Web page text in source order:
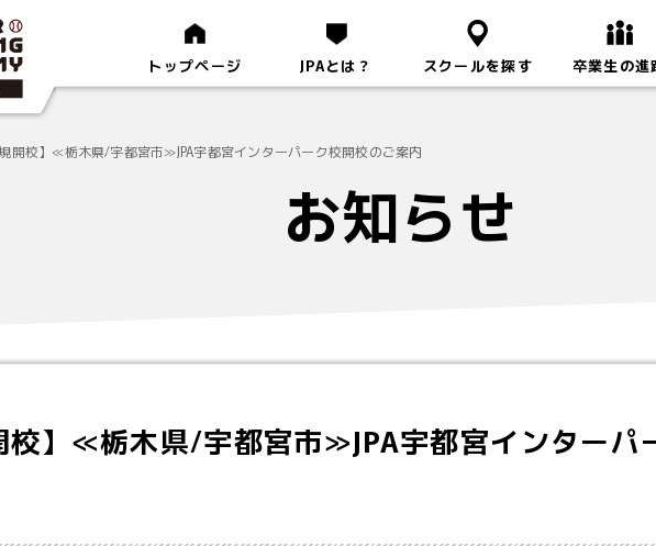
トップページ JPAとは？ スクールを探す 卒業生の進
規開校】≪栃木県/宇都宮市≫JPA宇都宮インターパーク校開校のご案内
お知らせ
校】≪栃木県/宇都宮市≫JPA宇都宮インターパ